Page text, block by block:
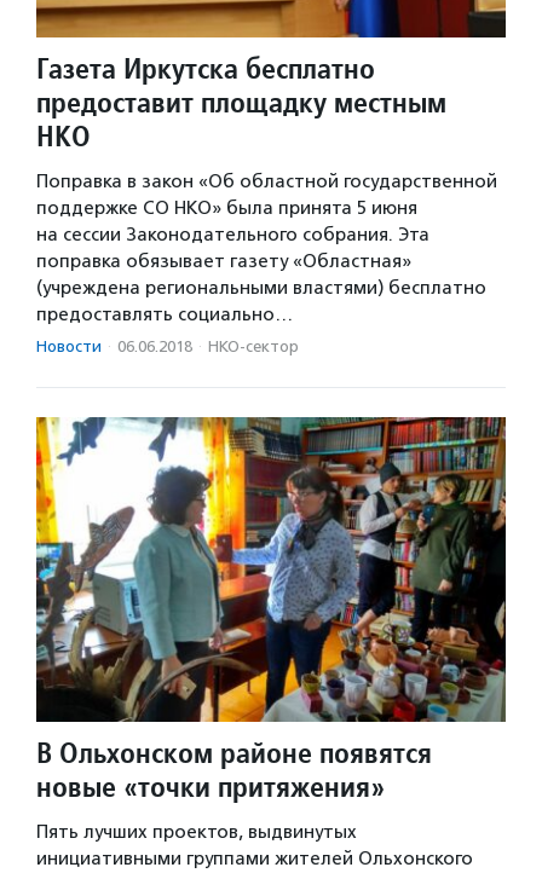
Газета Иркутска бесплатно
предоставит площадку местным
НКО
Поправка в закон «Об областной государственной
поддержке СО НКО» была принята 5 июня
на сессии Законодательного собрания. Эта
поправка обязывает газету «Областная»
(учреждена региональными властями) бесплатно
предоставлять социально…
Новости · 06.06.2018 · НКО-сектор
В Ольхонском районе появятся
новые «точки притяжения»
Пять лучших проектов, выдвинутых
инициативными группами жителей Ольхонского